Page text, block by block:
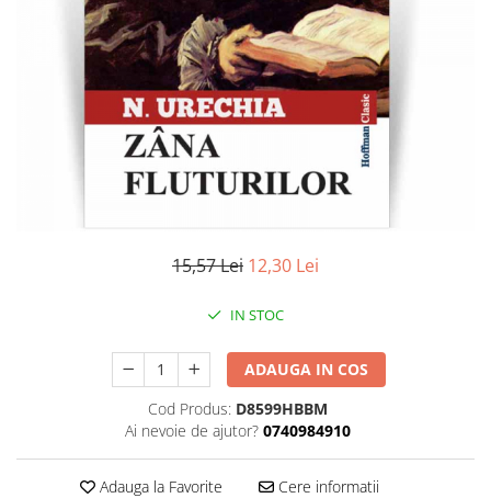
Literatura
Contemporana
Publicistica / Reportaje / Interviuri
Sociologie si filozofie
15,57 Lei 12,30 Lei
IN STOC
ADAUGA IN COS
Cod Produs: D8599HBBM
Ai nevoie de ajutor? 0740984910
Adauga la Favorite Cere informatii